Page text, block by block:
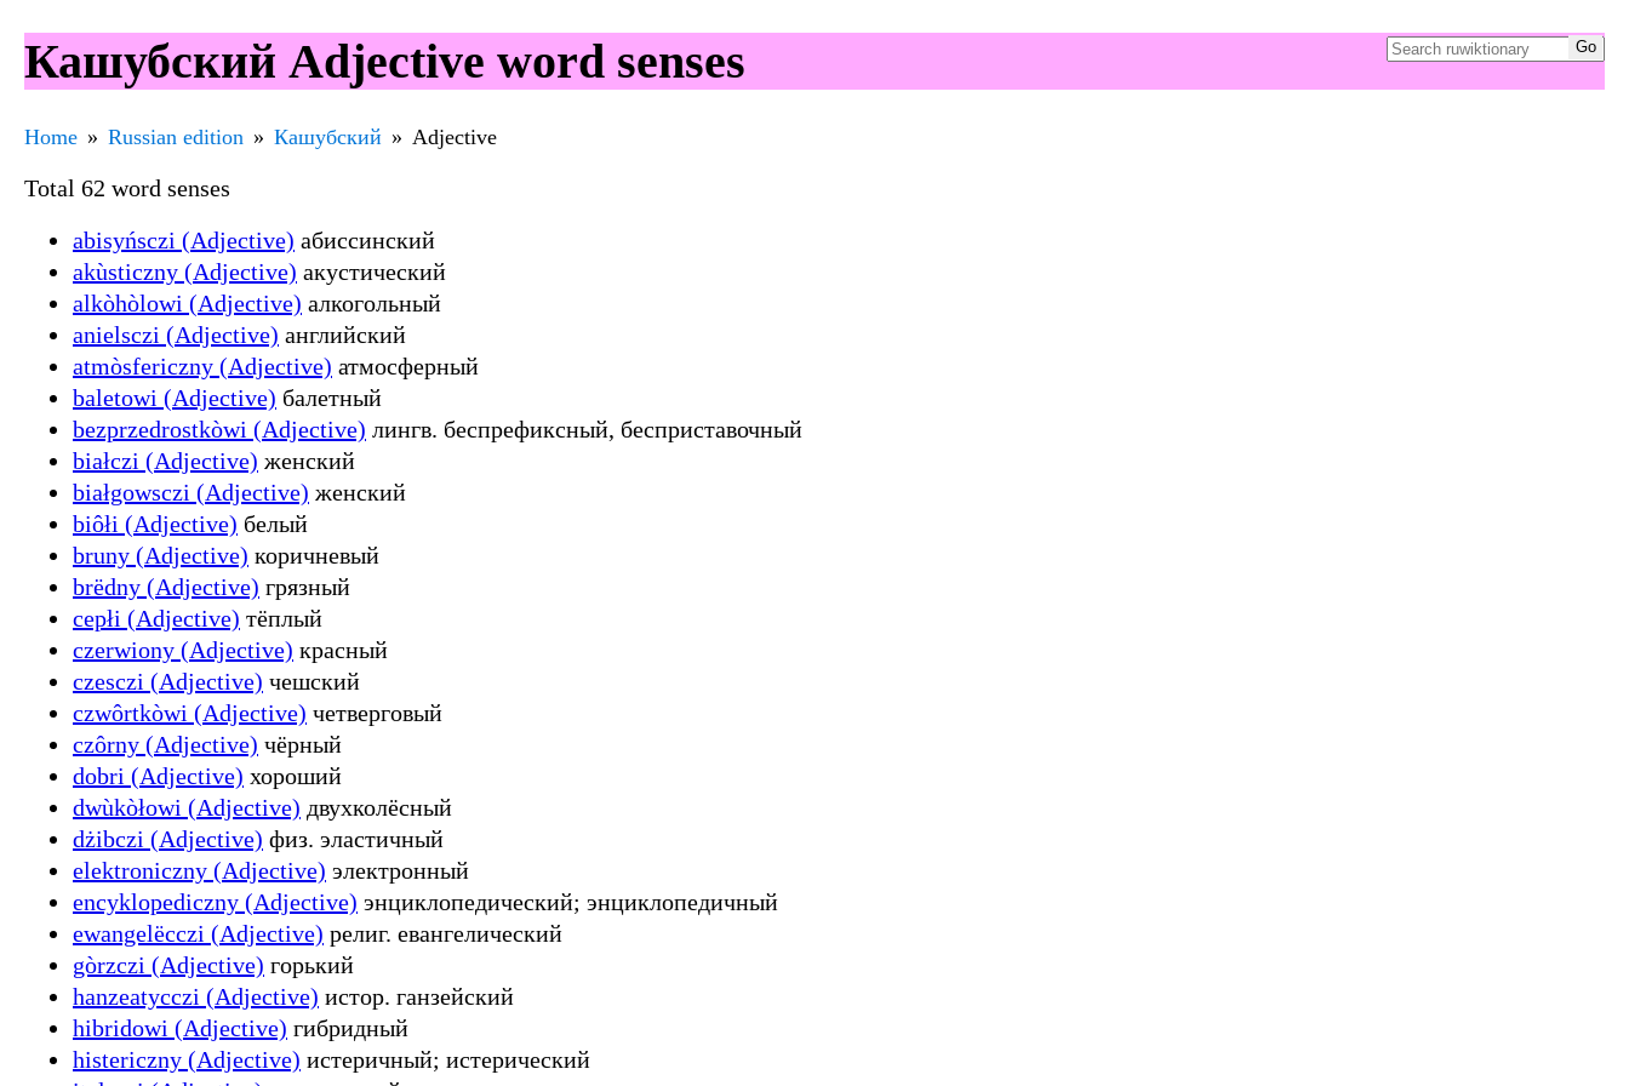
Кашубский Adjective word senses
Home Russian edition Кашубский Adjective
Total 62 word senses
abisyńsczi (Adjective) абиссинский
akùsticzny (Adjective) акустический
alkòhòlowi (Adjective) алкогольный
anielsczi (Adjective) английский
atmòsfericzny (Adjective) атмосферный
baletowi (Adjective) балетный
bezprzedrostkòwi (Adjective) лингв. беспрефиксный, бесприставочный
białczi (Adjective) женский
białgowsczi (Adjective) женский
biôłi (Adjective) белый
bruny (Adjective) коричневый
brëdny (Adjective) грязный
cepłi (Adjective) тёплый
czerwiony (Adjective) красный
czesczi (Adjective) чешский
czwôrtkòwi (Adjective) четверговый
czôrny (Adjective) чёрный
dobri (Adjective) хороший
dwùkòłowi (Adjective) двухколёсный
dżibczi (Adjective) физ. эластичный
elektroniczny (Adjective) электронный
encyklopediczny (Adjective) энциклопедический; энциклопедичный
ewangelëcczi (Adjective) религ. евангелический
gòrzczi (Adjective) горький
hanzeatycczi (Adjective) истор. ганзейский
hibridowi (Adjective) гибридный
histericzny (Adjective) истеричный; истерический